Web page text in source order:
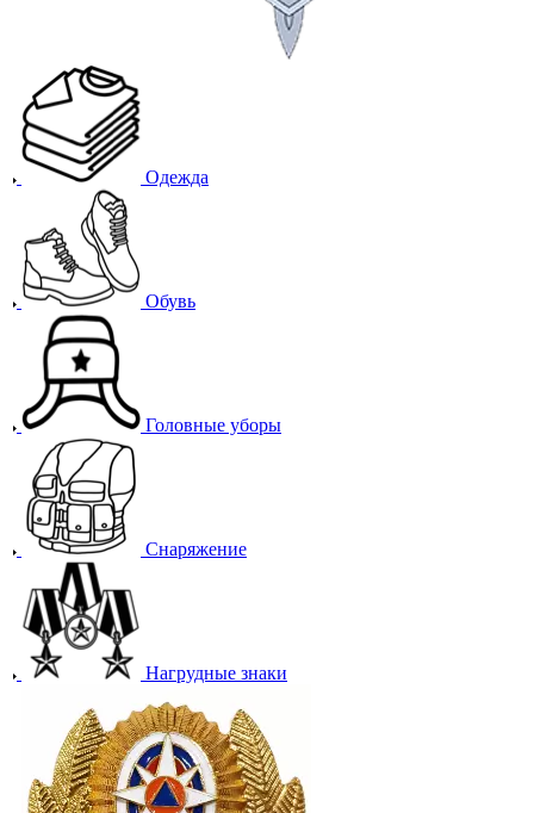
Одежда
Обувь
Головные уборы
Снаряжение
Нагрудные знаки